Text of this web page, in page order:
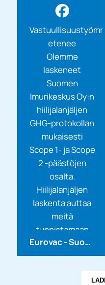
etenee
Olemme
laskeneet
Suomen
Imurikeskus Oy:n
hiilijalanjäljen
GHG-protokollan
mukaisesti
Scope 1- ja Scope
2 -päästöjen
osalta.
Hiilijalanjäljen
laskenta auttaa
meitä
tunnistamaan
toimintamme
merkittävimmät...
Eurovac - Suomen Imurikeskus Oy